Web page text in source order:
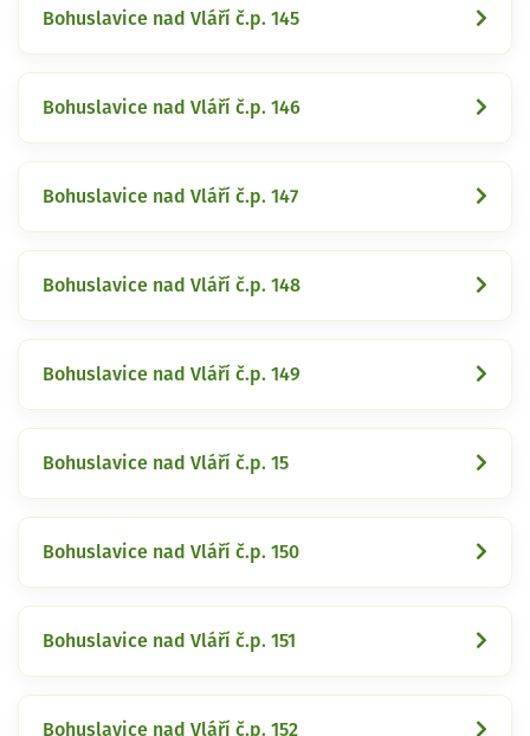
Bohuslavice nad Vláří č.p. 145
Bohuslavice nad Vláří č.p. 146
Bohuslavice nad Vláří č.p. 147
Bohuslavice nad Vláří č.p. 148
Bohuslavice nad Vláří č.p. 149
Bohuslavice nad Vláří č.p. 15
Bohuslavice nad Vláří č.p. 150
Bohuslavice nad Vláří č.p. 151
Bohuslavice nad Vláří č.p. 152